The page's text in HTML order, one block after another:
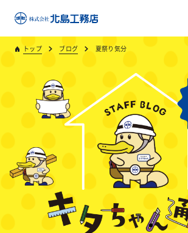
トップ ブログ 夏祭り気分
トップ
キタジマのものづくり
重量木骨造SE構法
新築工事
リフォーム